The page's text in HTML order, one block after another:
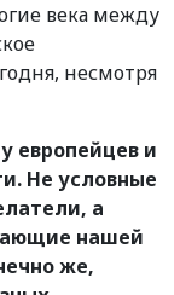
века между
несмотря
европейцев и
Не условные
а
нашей
же,